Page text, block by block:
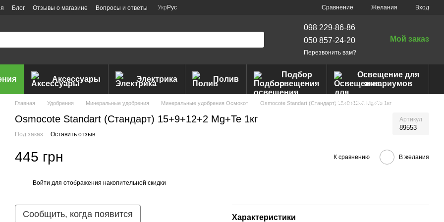
Блог Отзывы о магазине Вопросы и ответы Укр Рус Сравнение Желания Вход
098 229-86-86
050 857-24-20
Перезвонить вам?
Мой заказ
Аксессуары Электрика Полив
Подбор
освещения
Освещение для
аквариумов
Главная Удобрения Минеральные удобрения Минеральные удобрения Осмокот Osmocote Standart (Стандарт) 15+9+12+2 Mg+Te 1кг
Osmocote Standart (Стандарт) 15+9+12+2 Mg+Te 1кг Артикул
89553
Под заказ Оставить отзыв
445 грн К сравнению В желания
Войти для отображения накопительной скидки
Сообщить, когда появится Характеристики